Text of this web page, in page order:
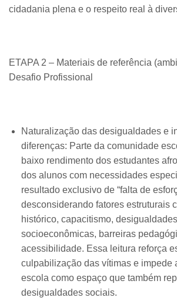
cidadania plena e o respeito real à
ETAPA 2 – Materiais de referência
Desafio Profissional
Naturalização das desigualdades e
diferenças: Parte da comunidade
baixo rendimento dos estudantes
dos alunos com necessidades
resultado exclusivo de “falta de
desconsiderando fatores estruturais
histórico, capacitismo, desigualdades
socioeconômicas, barreiras
acessibilidade. Essa leitura reforça
culpabilização das vítimas e impede
escola como espaço que também
desigualdades sociais.